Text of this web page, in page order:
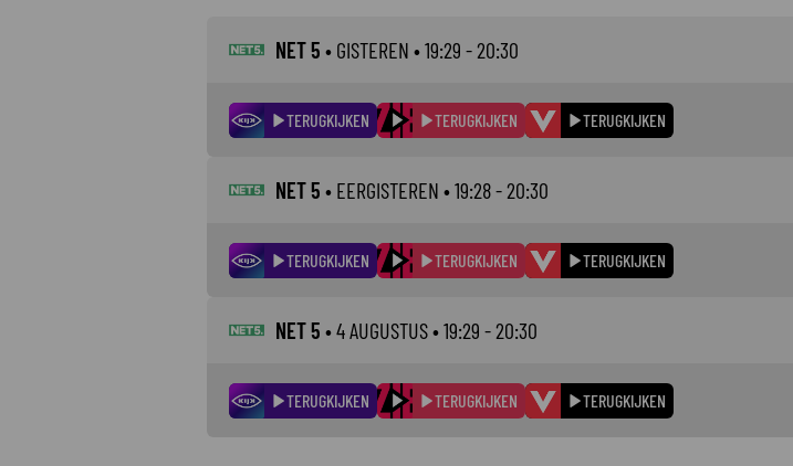
NET 5 • GISTEREN • 19:29 - 20:30
TERUGKIJKEN TERUGKIJKEN TERUGKIJKEN
NET 5 • EERGISTEREN • 19:28 - 20:30
TERUGKIJKEN TERUGKIJKEN TERUGKIJKEN
NET 5 •4 AUGUSTUS• 19:29 - 20:30
TERUGKIJKEN TERUGKIJKEN TERUGKIJKEN